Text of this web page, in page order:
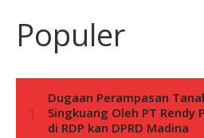
Populer